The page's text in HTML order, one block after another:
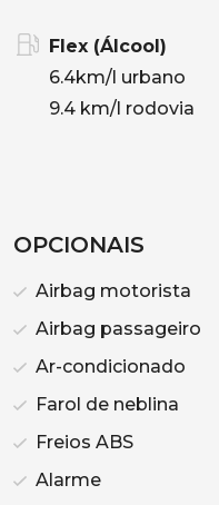
Flex (Álcool)
6.4km/l urbano
9.4 km/l rodovia
OPCIONAIS
Airbag motorista
Airbag passageiro
Ar-condicionado
Farol de neblina
Freios ABS
Alarme